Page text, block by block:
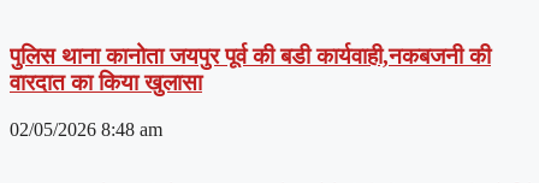
पुलिस थाना कानोता जयपुर पूर्व की बडी कार्यवाही,नकबजनी की
वारदात का किया खुलासा
02/05/2026 8:48 am